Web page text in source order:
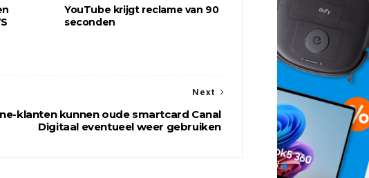
YouTube krijgt reclame van 90
seconden
Next
klanten kunnen oude smartcard Canal
Digitaal eventueel weer gebruiken